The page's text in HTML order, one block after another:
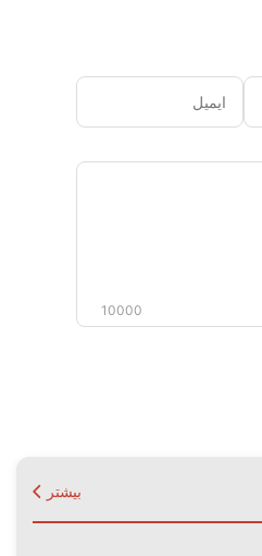
نام ایمیل
دیدگاه
10000
بیشتر